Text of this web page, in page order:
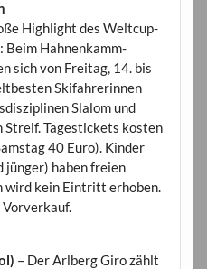
Highlight des Weltcup-
Beim Hahnenkamm-
sich von Freitag, 14. bis
Skifahrerinnen
Slalom und
Tagestickets kosten
40 Euro). Kinder
jünger) haben freien
wird kein Eintritt erhoben.
– Der Arlberg Giro zählt